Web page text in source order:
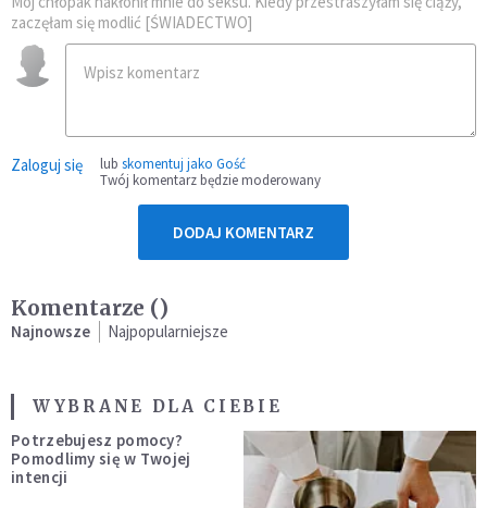
zaczęłam się modlić [ŚWIADECTWO]
Zaloguj się lub skomentuj jako Gość
Twój komentarz będzie moderowany
DODAJ KOMENTARZ
Komentarze ()
Najnowsze Najpopularniejsze
WYBRANE DLA CIEBIE
Potrzebujesz pomocy?
Pomodlimy się w Twojej
intencji